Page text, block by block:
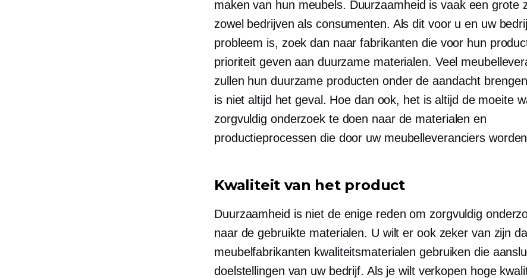
maken van hun meubels. Duurzaamheid is vaak een grote
zowel bedrijven als consumenten. Als dit voor u en uw
probleem is, zoek dan naar fabrikanten die voor hun
prioriteit geven aan duurzame materialen. Veel
zullen hun duurzame producten onder de aandacht
is niet altijd het geval. Hoe dan ook, het is altijd de moeite
zorgvuldig onderzoek te doen naar de materialen en
productieprocessen die door uw meubelleveranciers
Kwaliteit van het product
Duurzaamheid is niet de enige reden om zorgvuldig
naar de gebruikte materialen. U wilt er ook zeker van zijn
meubelfabrikanten kwaliteitsmaterialen gebruiken die
doelstellingen van uw bedrijf. Als je wilt verkopen hoge